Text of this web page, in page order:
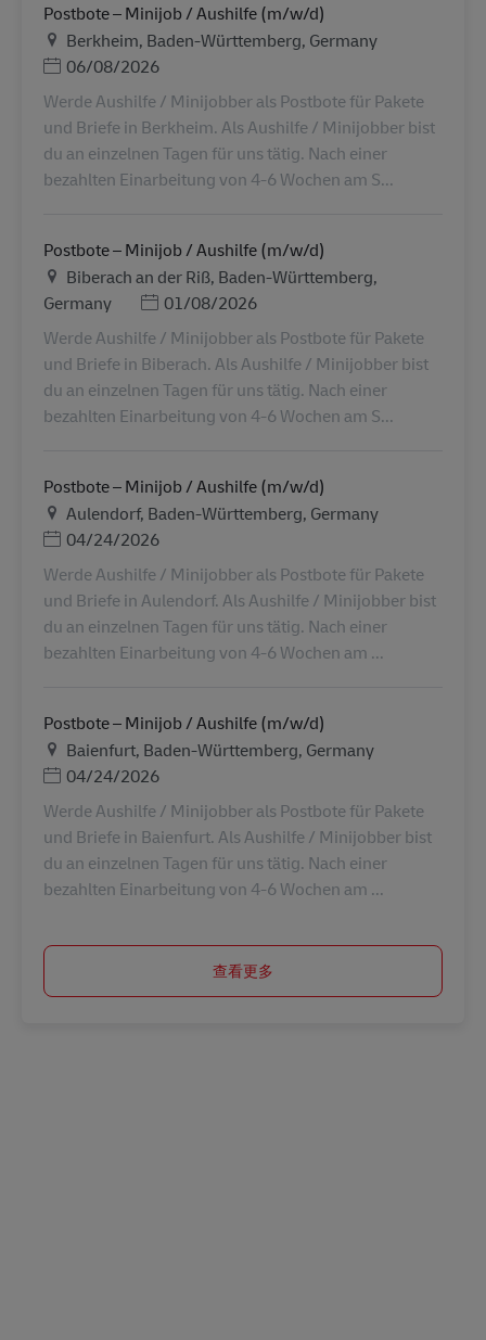
Postbote – Minijob / Aushilfe (m/w/d)
地点Berkheim, Baden-Württemberg, Germany
Posted Date
06/08/2026
Werde Aushilfe / Minijobber als Postbote für Pakete
und Briefe in Berkheim. Als Aushilfe / Minijobber bist
du an einzelnen Tagen für uns tätig. Nach einer
bezahlten Einarbeitung von 4-6 Wochen am S...
Postbote – Minijob / Aushilfe (m/w/d)
地点Biberach an der Riß, Baden-Württemberg,
Germany
Posted Date
01/08/2026
Werde Aushilfe / Minijobber als Postbote für Pakete
und Briefe in Biberach. Als Aushilfe / Minijobber bist
du an einzelnen Tagen für uns tätig. Nach einer
bezahlten Einarbeitung von 4-6 Wochen am S...
Postbote – Minijob / Aushilfe (m/w/d)
地点Aulendorf, Baden-Württemberg, Germany
Posted Date
04/24/2026
Werde Aushilfe / Minijobber als Postbote für Pakete
und Briefe in Aulendorf. Als Aushilfe / Minijobber bist
du an einzelnen Tagen für uns tätig. Nach einer
bezahlten Einarbeitung von 4-6 Wochen am ...
Postbote – Minijob / Aushilfe (m/w/d)
地点Baienfurt, Baden-Württemberg, Germany
Posted Date
04/24/2026
Werde Aushilfe / Minijobber als Postbote für Pakete
und Briefe in Baienfurt. Als Aushilfe / Minijobber bist
du an einzelnen Tagen für uns tätig. Nach einer
bezahlten Einarbeitung von 4-6 Wochen am ...
查看更多